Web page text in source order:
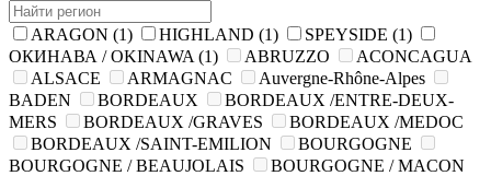
ARAGON (1) HIGHLAND (1) SPEYSIDE (1)
ОКИНАВА / OKINAWA (1) ABRUZZO
ACONCAGUA
ALSACE
ARMAGNAC
Auvergne-Rhône-Alpes
BADEN
BORDEAUX
BORDEAUX /ENTRE-DEUX-
MERS
BORDEAUX /GRAVES
BORDEAUX /MEDOC
BORDEAUX /SAINT-EMILION
BOURGOGNE
BOURGOGNE / BEAUJOLAIS
BOURGOGNE / MACON